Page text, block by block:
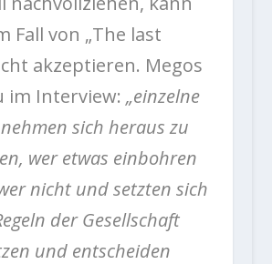
Fall von „The last
akzeptieren. Megos
im Interview: „einzelne
sich heraus zu
wer etwas einbohren
nicht und setzten sich
der Gesellschaft
und entscheiden